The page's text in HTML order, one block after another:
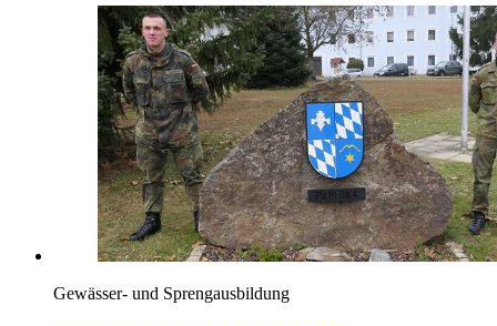
Gewässer- und Sprengausbildung